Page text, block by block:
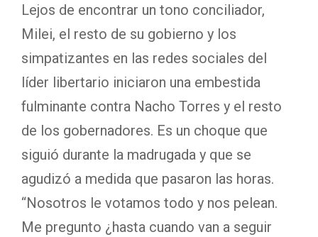
Lejos de encontrar un tono conciliador,
Milei, el resto de su gobierno y los
simpatizantes en las redes sociales del
líder libertario iniciaron una embestida
fulminante contra Nacho Torres y el resto
de los gobernadores. Es un choque que
siguió durante la madrugada y que se
agudizó a medida que pasaron las horas.
“Nosotros le votamos todo y nos pelean.
Me pregunto ¿hasta cuando van a seguir